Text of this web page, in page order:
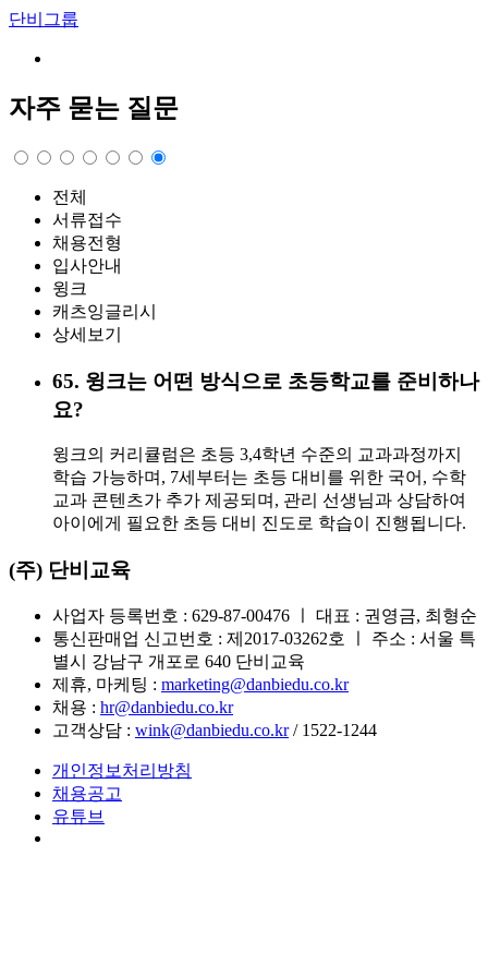
단비그룹
자주 묻는 질문
전체
서류접수
채용전형
입사안내
윙크
캐츠잉글리시
상세보기
65. 윙크는 어떤 방식으로 초등학교를 준비하나
요?
윙크의 커리큘럼은 초등 3,4학년 수준의 교과과정까지
학습 가능하며, 7세부터는 초등 대비를 위한 국어, 수학
교과 콘텐츠가 추가 제공되며, 관리 선생님과 상담하여
아이에게 필요한 초등 대비 진도로 학습이 진행됩니다.
(주) 단비교육
사업자 등록번호 : 629-87-00476 ㅣ 대표 : 권영금, 최형순
통신판매업 신고번호 : 제2017-03262호 ㅣ 주소 : 서울 특
별시 강남구 개포로 640 단비교육
제휴, 마케팅 : marketing@danbiedu.co.kr
채용 : hr@danbiedu.co.kr
고객상담 : wink@danbiedu.co.kr/ 1522-1244
개인정보처리방침
채용공고
유튜브